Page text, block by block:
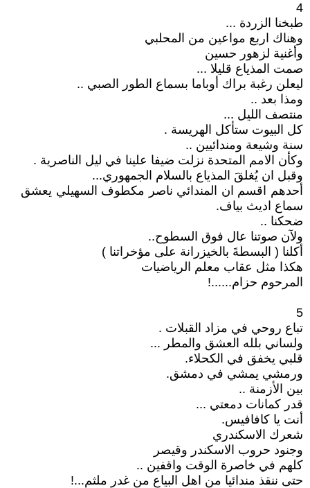
4
طبخنا الزردة ...
وهناك اربع مواعين من المحلبي
وأغنية لزهور حسين
صمت المذياع قليلا ...
ليعلن رغبة براك أوباما بسماع الطور الصبي ..
ومذا بعد ..
منتصف الليل ...
كل البيوت ستأكل الهريسة .
سنة وشيعة ومندائيين ..
وكأن الامم المتحدة نزلت ضيفا علينا في ليل الناصرية .
وقبل ان يُغلقَ المذياع بالسلام الجمهوري...
أحدهم اقسم ان المندائي ناصر مكطوف السهيلي يعشق
سماع اديث بياف.
ضحكنا ..
ولآن صوتنا عال فوق السطوح..
أكلنا ( البسطةَ بالخيزرانة على مؤخراتنا )
هكذا مثل عقاب معلم الرياضيات
المرحوم حزام......!
5
تباع روحي في مزاد القبلات .
ولساني بلله العشق والمطر ...
قلبي يخفق في الكحلاء.
ورمشي يمشي في دمشق.
بين الأزمنة ..
قدر كمانات دمعتي ...
أنت يا كافافيس.
شعرك الاسكندري
وجنود حروب الاسكندر وقيصر
كلهم في خاصرة الوقت واقفين ..
حتى ننقذ مندائيا من اهل البياع من غدر ملثم...!